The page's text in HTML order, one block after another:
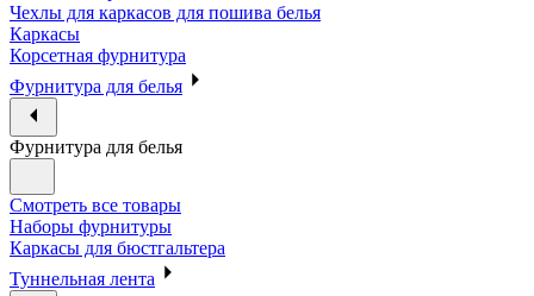
Чехлы для каркасов для пошива белья
Каркасы
Корсетная фурнитура
Фурнитура для белья
Фурнитура для белья
Смотреть все товары
Наборы фурнитуры
Каркасы для бюстгальтера
Туннельная лента